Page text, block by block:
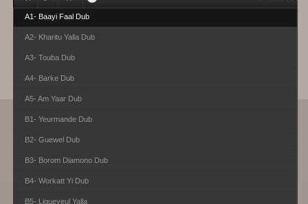
A1- Baayi Faal Dub
A2- Kharitu Yalla Dub
A3- Touba Dub
A4- Barke Dub
A5- Am Yaar Dub
B1- Yeurmande Dub
B2- Guewel Dub
B3- Borom Diamono Dub
B4- Workatt Yi Dub
B5- Ligueyeul Yalla